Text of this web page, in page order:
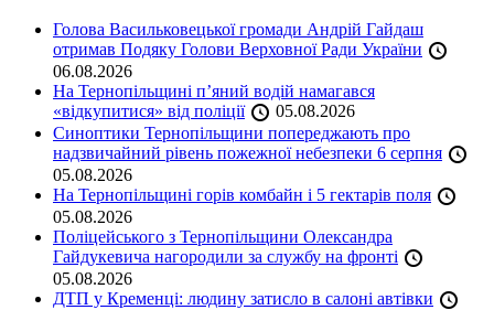
Голова Васильковецької громади Андрій Гайдаш
отримав Подяку Голови Верховної Ради України
06.08.2026
На Тернопільщині п’яний водій намагався
«відкупитися» від поліції
05.08.2026
Синоптики Тернопільщини попереджають про
надзвичайний рівень пожежної небезпеки 6 серпня
05.08.2026
На Тернопільщині горів комбайн і 5 гектарів поля
05.08.2026
Поліцейського з Тернопільщини Олександра
Гайдукевича нагородили за службу на фронті
05.08.2026
ДТП у Кременці: людину затисло в салоні автівки